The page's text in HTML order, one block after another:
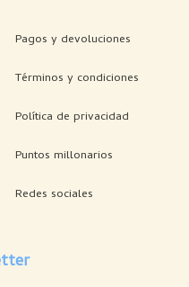
Pagos y devoluciones
Términos y condiciones
Política de privacidad
Puntos millonarios
Redes sociales